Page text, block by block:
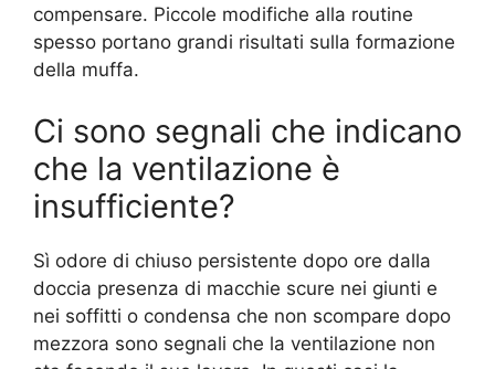
compensare. Piccole modifiche alla routine
spesso portano grandi risultati sulla formazione
della muffa.
Ci sono segnali che indicano
che la ventilazione è
insufficiente?
Sì odore di chiuso persistente dopo ore dalla
doccia presenza di macchie scure nei giunti e
nei soffitti o condensa che non scompare dopo
mezzora sono segnali che la ventilazione non